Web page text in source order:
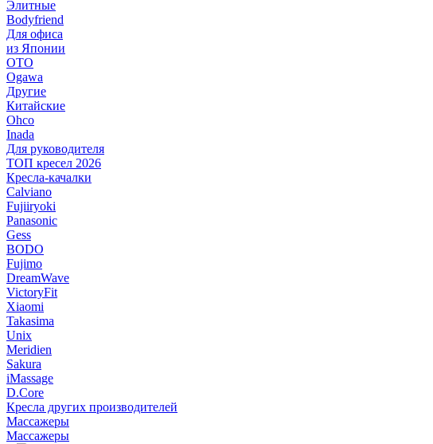
Элитные
Bodyfriend
Для офиса
из Японии
OTO
Ogawa
Другие
Китайские
Ohco
Inada
Для руководителя
ТОП кресел 2026
Кресла-качалки
Calviano
Fujiiryoki
Panasonic
Gess
BODO
Fujimo
DreamWave
VictoryFit
Xiaomi
Takasima
Unix
Meridien
Sakura
iMassage
D.Core
Кресла других производителей
Массажеры
Массажеры